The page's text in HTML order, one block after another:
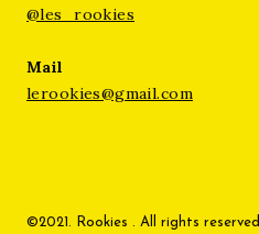
@les_rookies
Mail
lerookies@gmail.com
©2021. Rookies . All rights reserved